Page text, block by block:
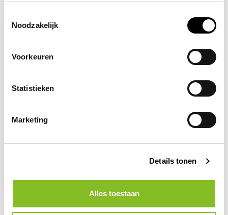
Noodzakelijk
Voorkeuren
Statistieken
Marketing
Details tonen
Alles toestaan
Recent bekeken